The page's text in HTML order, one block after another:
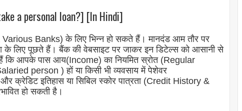
a personal loan?] [In Hindi]
Various Banks) के लिए भिन्न हो सकते हैं। मानदंड आम तौर पर
लिए पूछते हैं। बैंक की वेबसाइट पर जाकर इन डिटेल्स को आसानी से
कि आपके पास आय(Income) का नियमित स्रोत (Regular
person ) हों या किसी भी व्यवसाय में पेशेवर
क्रेडिट इतिहास या सिबिल स्कोर पात्रता (Credit History &
हो सकती है।